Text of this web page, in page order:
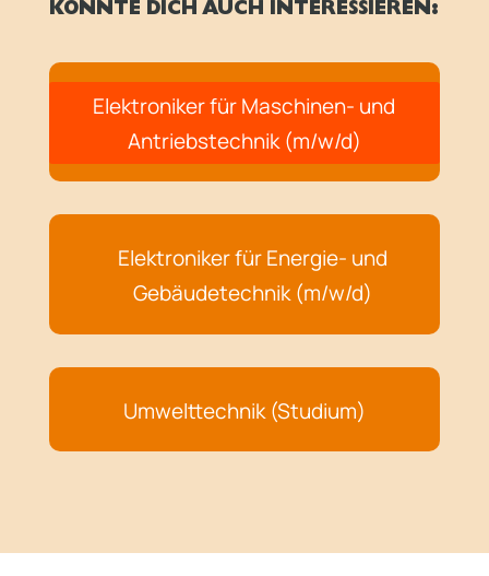
KÖNNTE DICH AUCH INTERESSIEREN:
Elektroniker für Maschinen- und
Antriebstechnik (m/w/d)
Elektroniker für Energie- und
Gebäudetechnik (m/w/d)
Umwelttechnik (Studium)